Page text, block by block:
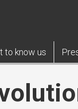
to know us